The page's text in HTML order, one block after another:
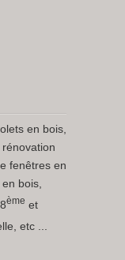
en bois,
fenêtres en
bois,
ème et
etc ...